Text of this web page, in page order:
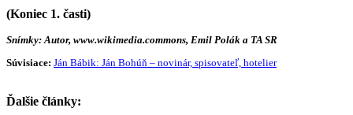
(Koniec 1. časti)
Snímky: Autor, www.wikimedia.commons, Emil Polák a TA SR
Súvisiace: Ján Bábik: Ján Bohúň – novinár, spisovateľ, hotelier
Ďalšie články: